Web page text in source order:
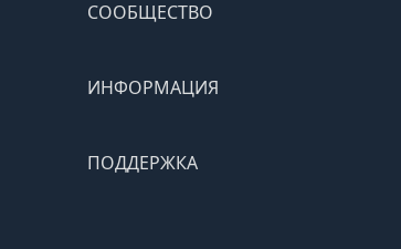
СООБЩЕСТВО
ИНФОРМАЦИЯ
ПОДДЕРЖКА